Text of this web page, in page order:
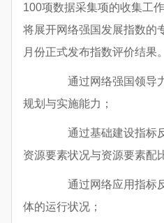
100项数据采集项的收集工
将展开网络强国发展指数的
月份正式发布指数评价结果。
通过网络强国领导力
规划与实施能力；
通过基础建设指标反
资源要素状况与资源要素配
通过网络应用指标反
体的运行状况；